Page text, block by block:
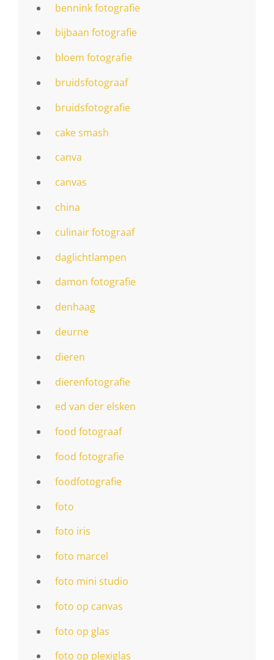
bennink fotografie
bijbaan fotografie
bloem fotografie
bruidsfotograaf
bruidsfotografie
cake smash
canva
canvas
china
culinair fotograaf
daglichtlampen
damon fotografie
denhaag
deurne
dieren
dierenfotografie
ed van der elsken
food fotograaf
food fotografie
foodfotografie
foto
foto iris
foto marcel
foto mini studio
foto op canvas
foto op glas
foto op plexiglas